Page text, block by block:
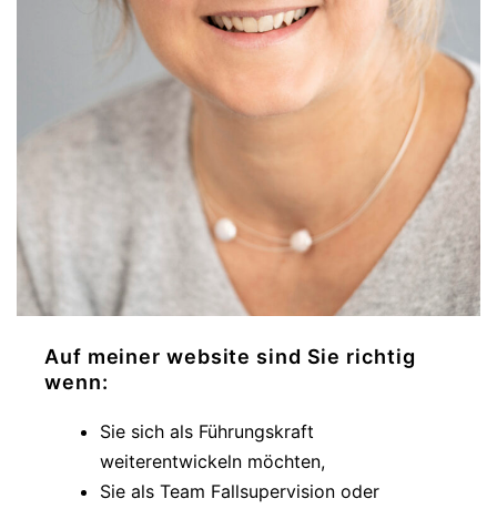
Auf meiner website sind Sie richtig
wenn:
Sie sich als Führungskraft
weiterentwickeln möchten,
Sie als Team Fallsupervision oder